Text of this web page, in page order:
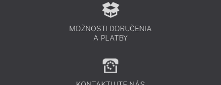
MOŽNOSTI DORUČENIA
A PLATBY